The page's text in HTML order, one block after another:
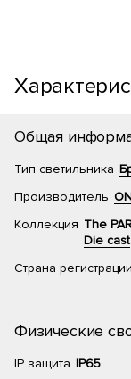
Общая
Тип светильника
Производитель
Коллекция The
Die cast
Страна
Физические
IP защита IP65